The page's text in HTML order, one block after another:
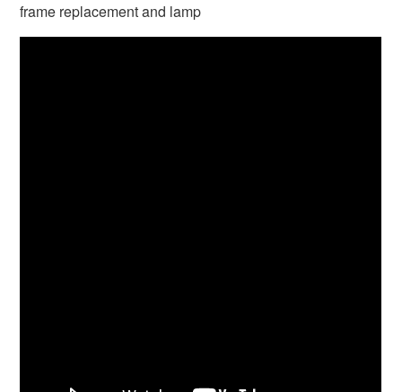
frame replacement and lamp